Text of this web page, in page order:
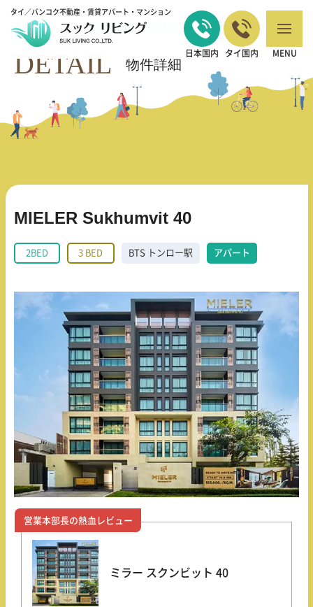
タイ／バンコク不動産・賃貸アパート・マンション
日本国内 タイ国内 MENU
バンコクの不動産・賃貸 TOP > 2BED> MIELER Sukhumvit 40
DETAIL 物件詳細
MIELER Sukhumvit 40
2BED 3 BED BTS トンロー駅 アパート
営業本部長の熱血レビュー
ミラー スクンビット 40